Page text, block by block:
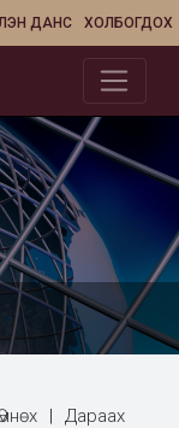
ХОЛБОГДОХ
ДАНС
| Дараах